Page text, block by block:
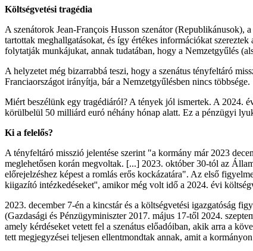
Költségvetési tragédia
A szenátorok Jean-François Husson szenátor (Republikánusok),
tartottak meghallgatásokat, és így értékes információkat
folytatják munkájukat, annak tudatában, hogy a Nemzetgyűlés
A helyzetet még bizarrabbá teszi, hogy a szenátus tényfeltáró
Franciaországot irányítja, bár a Nemzetgyűlésben nincs többsége.
Miért beszélünk egy tragédiáról? A tények jól ismertek. A 2024.
körülbelül 50 milliárd euró néhány hónap alatt. Ez a pénzügyi
Ki a felelős?
A tényfeltáró misszió jelentése szerint "a kormány már 2023
meglehetősen korán megvoltak. [...] 2023. október 30-tól az
előrejelzéshez képest a romlás erős kockázatára". Az első
kiigazító intézkedéseket'', amikor még volt idő a 2024. évi
2023. december 7-én a kincstár és a költségvetési igazgatóság
(Gazdasági és Pénzügyminiszter 2017. május 17-től 2024.
amely kérdéseket vetett fel a szenátus előadóiban, akik arra a
tett megjegyzései teljesen ellentmondtak annak, amit a